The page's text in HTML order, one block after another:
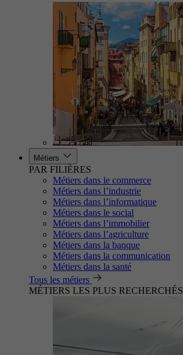
Métiers
PAR FILIÈRES
Métiers dans le commerce
Métiers dans l’industrie
Métiers dans l’informatique
Métiers dans le social
Métiers dans l’immobilier
Métiers dans l’agriculture
Métiers dans la banque
Métiers dans la communication
Métiers dans la santé
Tous les métiers
MÉTIERS LES PLUS RECHERCHÉS